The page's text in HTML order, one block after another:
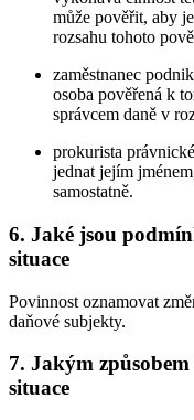
může pověřit, aby
rozsahu tohoto
zaměstnanec
osoba pověřená k
správcem daně v
prokurista
jednat jejím
samostatně.
6. Jaké jsou
situace
Povinnost oznamovat
daňové subjekty.
7. Jakým
situace